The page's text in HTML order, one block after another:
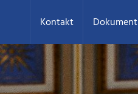
Kontakt Dokument